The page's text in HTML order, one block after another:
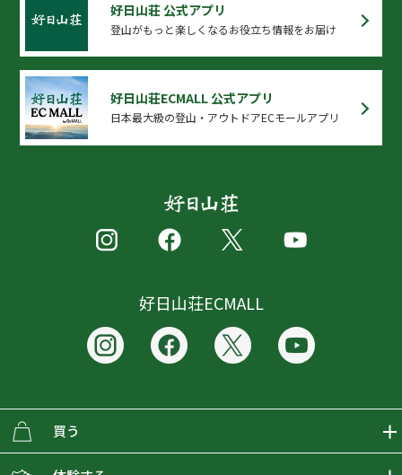
好日山荘 公式アプリ
登山がもっと楽しくなるお役立ち情報をお届け
好日山荘ECMALL 公式アプリ
日本最大級の登山・アウトドアECモールアプリ
好日山荘ECMALL
買う